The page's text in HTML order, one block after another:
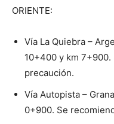
ORIENTE:
Vía La Quiebra –
10+400 y km
precaución.
Vía Autopista –
0+900. Se